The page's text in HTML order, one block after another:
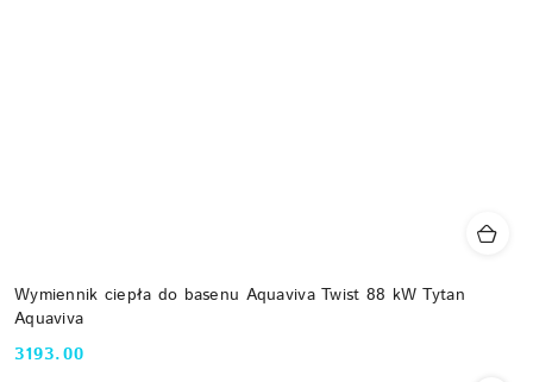
Wymiennik ciepła do basenu Aquaviva Twist 88 kW Tytan
Aquaviva
Cena:
3193.00